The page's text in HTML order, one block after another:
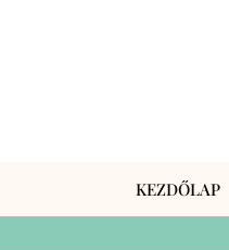
KEZDŐLAP